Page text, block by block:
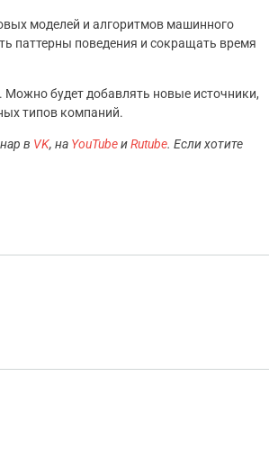
моделей и алгоритмов машинного
паттерны поведения и сокращать время
будет добавлять новые источники,
типов компаний.
в VK, на YouTubeиRutube. Если хотите